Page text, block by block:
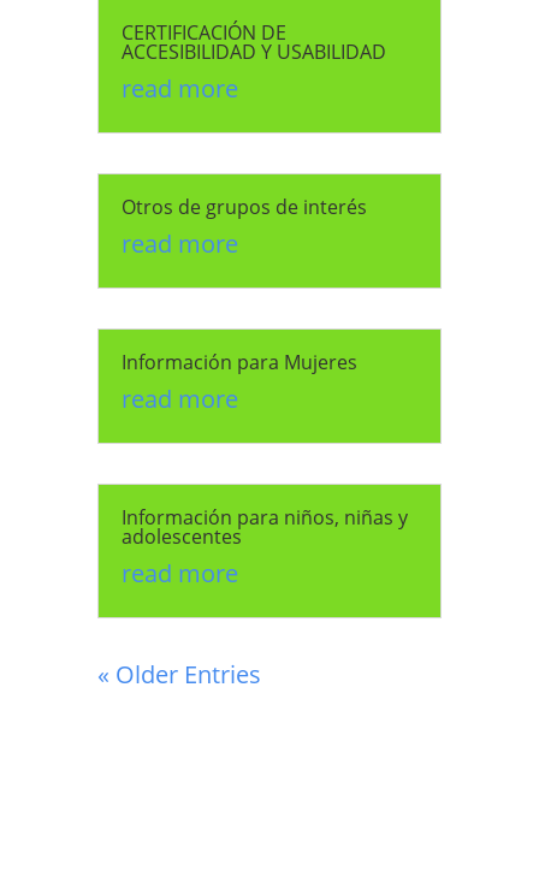
CERTIFICACIÓN DE
ACCESIBILIDAD Y USABILIDAD
read more
Otros de grupos de interés
read more
Información para Mujeres
read more
Información para niños, niñas y
adolescentes
read more
« Older Entries